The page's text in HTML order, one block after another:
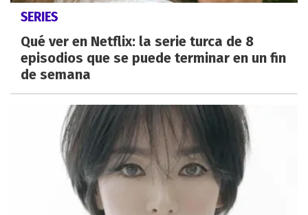
SERIES
Qué ver en Netflix: la serie turca de 8
episodios que se puede terminar en un fin
de semana